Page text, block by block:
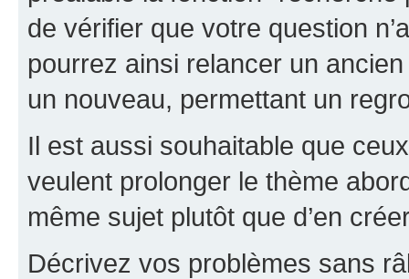
de vérifier que votre question
pourrez ainsi relancer un
un nouveau, permettant un
Il est aussi souhaitable que
veulent prolonger le thème
même sujet plutôt que d’en
Décrivez vos problèmes sans